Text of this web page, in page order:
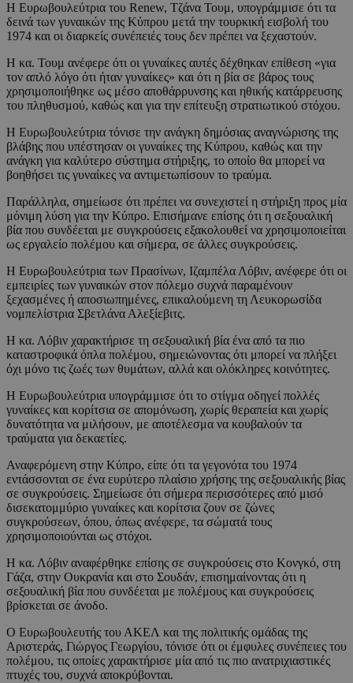
Η Ευρωβουλεύτρια του Renew, Τζάνα Τουμ, υπογράμμισε ότι τα
δεινά των γυναικών της Κύπρου μετά την τουρκική εισβολή του
1974 και οι διαρκείς συνέπειές τους δεν πρέπει να ξεχαστούν.
Η κα. Τουμ ανέφερε ότι οι γυναίκες αυτές δέχθηκαν επίθεση «για
τον απλό λόγο ότι ήταν γυναίκες» και ότι η βία σε βάρος τους
χρησιμοποιήθηκε ως μέσο αποθάρρυνσης και ηθικής κατάρρευσης
του πληθυσμού, καθώς και για την επίτευξη στρατιωτικού στόχου.
Η Ευρωβουλεύτρια τόνισε την ανάγκη δημόσιας αναγνώρισης της
βλάβης που υπέστησαν οι γυναίκες της Κύπρου, καθώς και την
ανάγκη για καλύτερο σύστημα στήριξης, το οποίο θα μπορεί να
βοηθήσει τις γυναίκες να αντιμετωπίσουν το τραύμα.
Παράλληλα, σημείωσε ότι πρέπει να συνεχιστεί η στήριξη προς μία
μόνιμη λύση για την Κύπρο. Επισήμανε επίσης ότι η σεξουαλική
βία που συνδέεται με συγκρούσεις εξακολουθεί να χρησιμοποιείται
ως εργαλείο πολέμου και σήμερα, σε άλλες συγκρούσεις.
Η Ευρωβουλεύτρια των Πρασίνων, Ιζαμπέλα Λόβιν, ανέφερε ότι οι
εμπειρίες των γυναικών στον πόλεμο συχνά παραμένουν
ξεχασμένες ή αποσιωπημένες, επικαλούμενη τη Λευκορωσίδα
νομπελίστρια Σβετλάνα Αλεξίεβιτς.
Η κα. Λόβιν χαρακτήρισε τη σεξουαλική βία ένα από τα πιο
καταστροφικά όπλα πολέμου, σημειώνοντας ότι μπορεί να πλήξει
όχι μόνο τις ζωές των θυμάτων, αλλά και ολόκληρες κοινότητες.
Η Ευρωβουλεύτρια υπογράμμισε ότι το στίγμα οδηγεί πολλές
γυναίκες και κορίτσια σε απομόνωση, χωρίς θεραπεία και χωρίς
δυνατότητα να μιλήσουν, με αποτέλεσμα να κουβαλούν τα
τραύματα για δεκαετίες.
Αναφερόμενη στην Κύπρο, είπε ότι τα γεγονότα του 1974
εντάσσονται σε ένα ευρύτερο πλαίσιο χρήσης της σεξουαλικής βίας
σε συγκρούσεις. Σημείωσε ότι σήμερα περισσότερες από μισό
δισεκατομμύριο γυναίκες και κορίτσια ζουν σε ζώνες
συγκρούσεων, όπου, όπως ανέφερε, τα σώματά τους
χρησιμοποιούνται ως στόχοι.
Η κα. Λόβιν αναφέρθηκε επίσης σε συγκρούσεις στο Κονγκό, στη
Γάζα, στην Ουκρανία και στο Σουδάν, επισημαίνοντας ότι η
σεξουαλική βία που συνδέεται με πολέμους και συγκρούσεις
βρίσκεται σε άνοδο.
Ο Ευρωβουλευτής του ΑΚΕΛ και της πολιτικής ομάδας της
Αριστεράς, Γιώργος Γεωργίου, τόνισε ότι οι έμφυλες συνέπειες του
πολέμου, τις οποίες χαρακτήρισε μία από τις πιο ανατριχιαστικές
πτυχές του, συχνά αποκρύβονται.